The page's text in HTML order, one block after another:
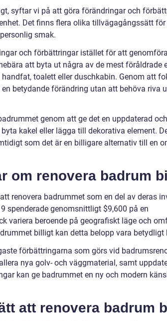
syftar vi på att göra förändringar och
Det finns flera olika tillvägagångssätt
smak.
och förbättringar istället för att
att byta ut några av de mest föråldrade
toalett eller duschkabin. Genom att
betydande förändring utan att behöva riva
genom att ge det en uppdaterad
kakel eller lägga till dekorativa element.
som det är en billigare alternativ till en
om renovera badrum
renovera badrummet som en del av deras
spenderade genomsnittligt $9,600 på en
variera beroende på geografiskt läge och
billigt kan detta belopp vara betydligt
förbättringarna som görs vid
nya golv- och väggmaterial, samt
kan ge badrummet en ny och modern
att renovera badrum